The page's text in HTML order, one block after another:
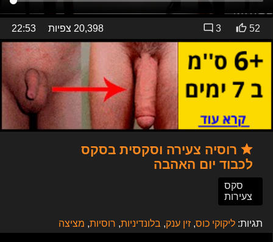
22:53 20,398 צפיות 52
3
רוסיה צעירה וסקסית בסקס
לכבוד יום האהבה
סקס
צעירות
תגיות: ליקוקי כוס, זין ענק, בלונדיניות, רוסיות, מציצה